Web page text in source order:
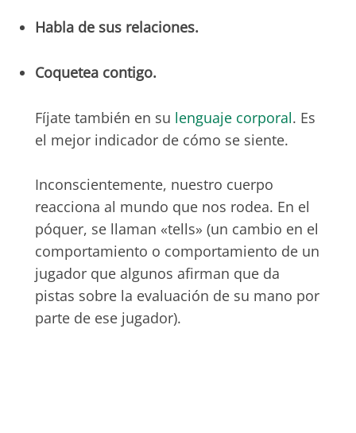
Habla de sus relaciones.
Coquetea contigo.
Fíjate también en su lenguaje corporal. Es
el mejor indicador de cómo se siente.
Inconscientemente, nuestro cuerpo
reacciona al mundo que nos rodea. En el
póquer, se llaman «tells» (un cambio en el
comportamiento o comportamiento de un
jugador que algunos afirman que da
pistas sobre la evaluación de su mano por
parte de ese jugador).